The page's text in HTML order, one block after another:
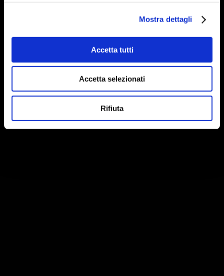
Mostra dettagli
Accetta tutti
Accetta selezionati
Rifiuta